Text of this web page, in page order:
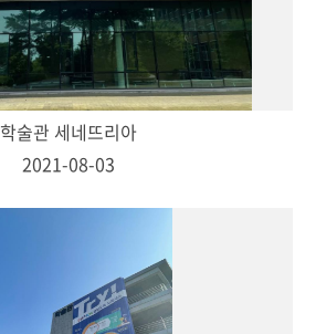
학술관 세네뜨리아
2021-08-03